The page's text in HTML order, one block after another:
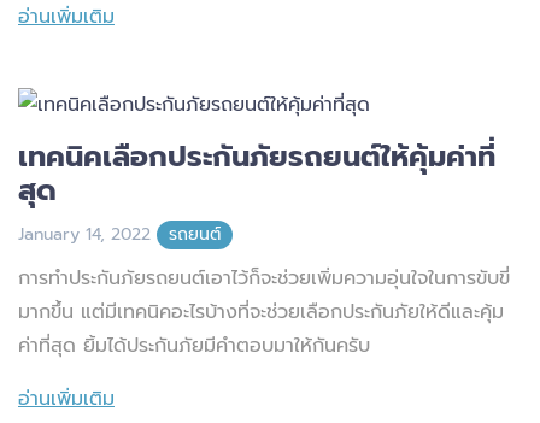
อ่านเพิ่มเติม
เทคนิคเลือกประกันภัยรถยนต์ให้คุ้มค่าที่
สุด
January 14, 2022 รถยนต์
การทำประกันภัยรถยนต์เอาไว้ก็จะช่วยเพิ่มความอุ่นใจในการขับขี่
มากขึ้น แต่มีเทคนิคอะไรบ้างที่จะช่วยเลือกประกันภัยให้ดีและคุ้ม
ค่าที่สุด ยิ้มได้ประกันภัยมีคำตอบมาให้กันครับ
อ่านเพิ่มเติม